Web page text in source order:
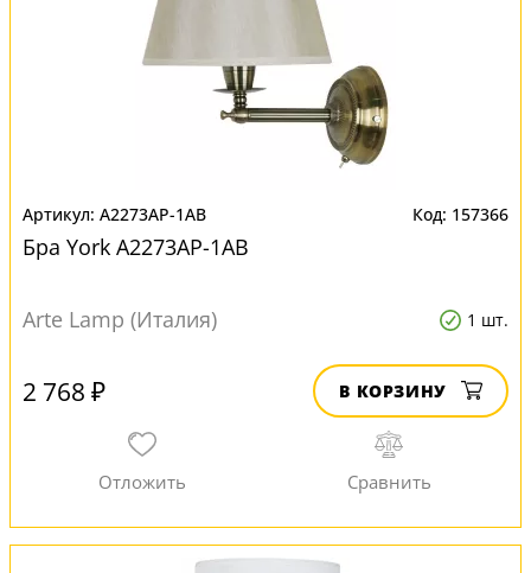
A2273AP-1AB 157366
Бра York A2273AP-1AB
Arte Lamp (Италия) 1 шт.
2 768 ₽ В КОРЗИНУ